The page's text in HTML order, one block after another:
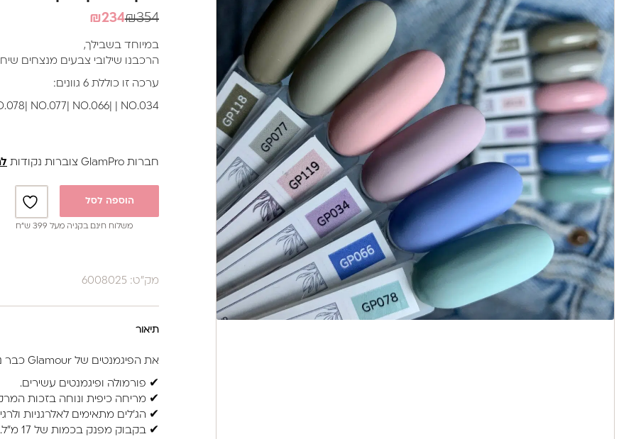
₪354
המחיר
₪234המחיר
במיוחד בשבילך,
הרכבנו שילובי צבעים מנצחים
ערכה זו כוללת 6 גוונים:
NO.077| NO.066| | NO.034
חברות GlamPro צוברות נקודות
הוספה לסל
משלוח חינם בקניה מעל 399 ש”ח
מק"ט: 6008025
תיאור
את הפיגמנטים של Glamour כבר ניסית?
✔ פורמולה ופיגמנטים עשירים.
✔ מריחה כיפית ונוחה בזכות
✔ הג’לים מתאימים לאלרגניות
✔ בקבוק מפנק בכמות של 17 מ”ל.